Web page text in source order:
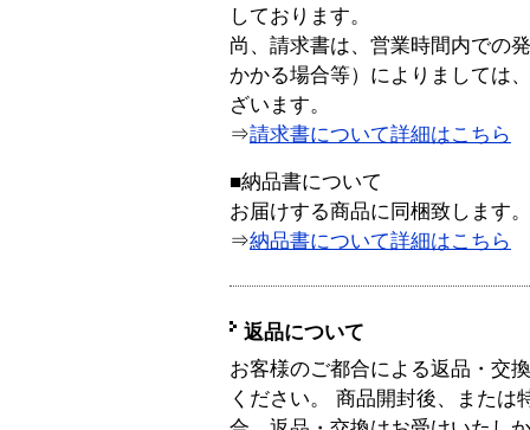
しております。
尚、請求書は、営業時間内での
かかる場合等）によりましては
ざいます。
⇒請求書について詳細はこちら
■納品書について
お届けする商品に同梱致します。
⇒納品書について詳細はこちら
返品について
お客様のご都合による返品・交
ください。 商品開封後、または